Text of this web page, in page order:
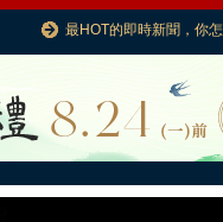
最HOT的即時新聞，你